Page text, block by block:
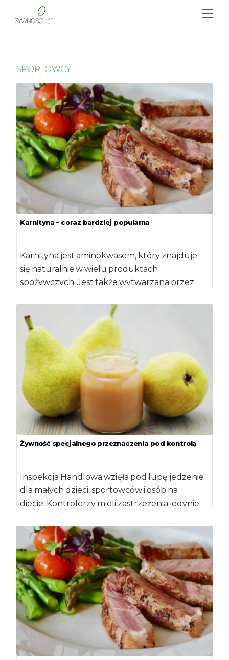
SPORTOWCY
Karnityna – coraz bardziej popularna
Karnityna jest aminokwasem, który znajduje
się naturalnie w wielu produktach
spożywczych. Jest także wytwarzana przez
Żywność specjalnego przeznaczenia pod kontrolą
Inspekcja Handlowa wzięła pod lupę jedzenie
dla małych dzieci, sportowców i osób na
diecie. Kontrolerzy mieli zastrzeżenia jedynie